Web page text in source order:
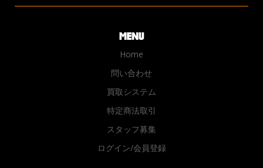
Home
問い合わせ
買取システム
特定商法取引
スタッフ募集
ログイン/会員登録